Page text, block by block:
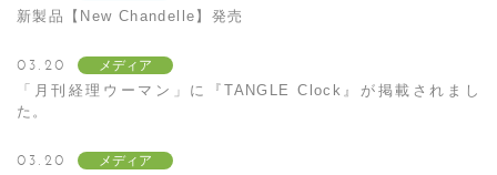
新製品【New Chandelle】発売
03.20 メディア
「月刊経理ウーマン」に『TANGLE Clock』が掲載されまし
た。
03.20 メディア